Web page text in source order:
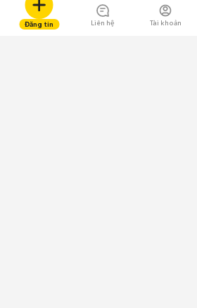
Đăng tin Liên hệ Tài khoản